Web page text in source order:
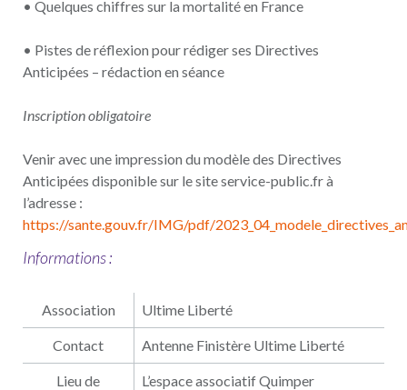
• Quelques chiffres sur la mortalité en France
• Pistes de réflexion pour rédiger ses Directives
Anticipées – rédaction en séance
Inscription obligatoire
Venir avec une impression du modèle des Directives
Anticipées disponible sur le site service-public.fr à
l’adresse :
https://sante.gouv.fr/IMG/pdf/
Informations :
Association Ultime Liberté
Contact Antenne Finistère Ultime Liberté
Lieu de
L’espace associatif Quimper